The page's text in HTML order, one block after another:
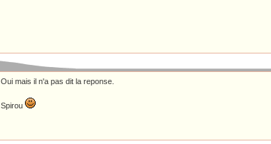
Oui mais il n'a pas dit la reponse.
Spirou